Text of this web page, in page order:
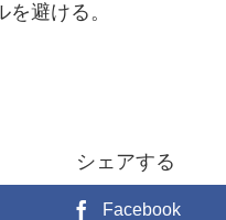
避ける。
シェアする
Facebook